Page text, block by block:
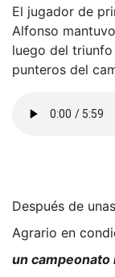
El jugador de
Alfonso
luego del
punteros del
Después de
Agrario en
un campeonato